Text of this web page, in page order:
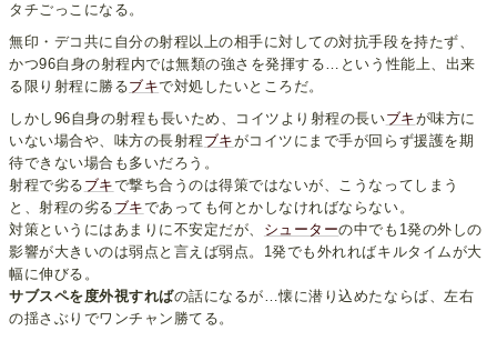
タチごっこになる。
無印・デコ共に自分の射程以上の相手に対しての対抗手段を持たず、
かつ96自身の射程内では無類の強さを発揮する…という性能上、出来
る限り射程に勝るブキで対処したいところだ。
しかし96自身の射程も長いため、コイツより射程の長いブキが味方に
いない場合や、味方の長射程 ブキがコイツにまで手が回らず援護を期
待できない場合も多いだろう。
射程で劣る ブキで撃ち合うのは得策ではないが、こうなってしまう
と、射程の劣る ブキであっても何とかしなければならない。
対策というにはあまりに不安定だが、 シューターの中でも1発の外しの
影響が大きいのは弱点と言えば弱点。1発でも外れればキルタイムが大
幅に伸びる。
サブスペを度外視すればの話になるが…懐に潜り込めたならば、左右
の揺さぶりでワンチャン勝てる。